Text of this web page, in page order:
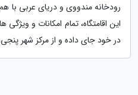
رودخانه مندووی و دریای عربی با
این اقامتگاه، تمام امکانات و
در خود جای داده و از مرکز شهر